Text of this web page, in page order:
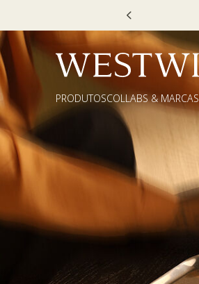
PRODUTOSCOLLABS & MARCAS